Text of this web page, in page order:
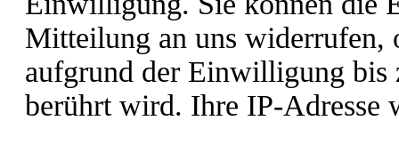
Mitteilung an uns widerrufen,
aufgrund der Einwilligung bis
berührt wird. Ihre IP-Adresse